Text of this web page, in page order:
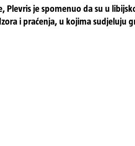
Plevris je spomenuo da su u
i praćenja, u kojima sudjeluju